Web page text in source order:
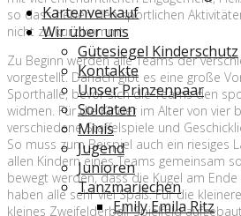
Kartenverkauf
Wir über uns
Gütesiegel Kinderschutz
Kontakte
Unser Prinzenpaar
Soldaten
Minis
Jugend
Junioren
Tanzmariechen
Emily Emila Ritz
so dass neben den sportlichen
nicht zu kurz kommt.
Zu Beginn werden alle Teams der
vorgestellt. Danach gibt es eine große
Sporthalle, bevor sich die Teams den
widmen. Für die Kinder im Alter von vier
verschiedene Staffelspiele und
So muss zum Beispiel auch ein riesiges
allen Kindern eines Teams gemeinsam
bewegt werden, dass die Kugel am
haben alle sehr viel Spaß. Für die
kleines Zweifelderball-Spielfeld